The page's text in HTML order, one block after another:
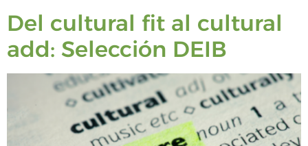
Del cultural fit al cultural
add: Selección DEIB